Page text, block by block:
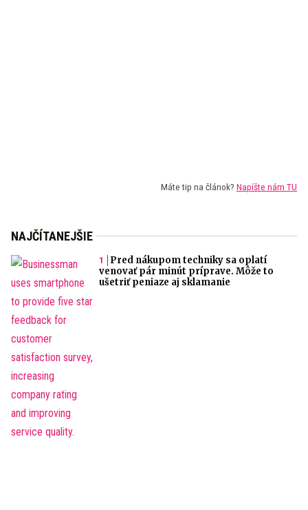
Máte tip na článok? Napíšte nám TU
NAJČÍTANEJŠIE
Pred nákupom techniky sa oplatí
venovať pár minút príprave. Môže to
ušetriť peniaze aj sklamanie